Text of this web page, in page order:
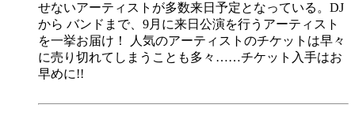
せないアーティストが多数来日予定となっている。DJ
から バンドまで、9月に来日公演を行うアーティスト
を一挙お届け！ 人気のアーティストのチケットは早々
に売り切れてしまうことも多々……チケット入手はお
早めに!!